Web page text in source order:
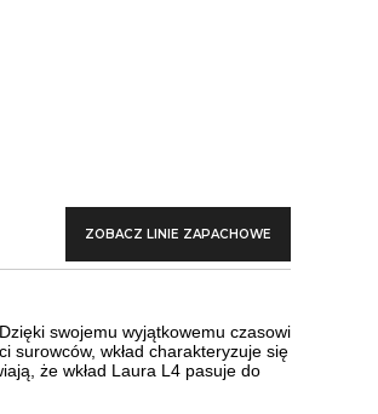
ZOBACZ LINIE ZAPACHOWE
swojemu wyjątkowemu czasowi
surowców, wkład charakteryzuje się
że wkład Laura L4 pasuje do